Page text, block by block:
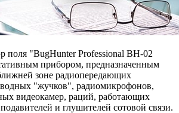
поля "BugHunter Professional BH-02
прибором, предназначенным
зоне радиопередающих
"жучков", радиомикрофонов,
видеокамер, раций, работающих
и глушителей сотовой связи.